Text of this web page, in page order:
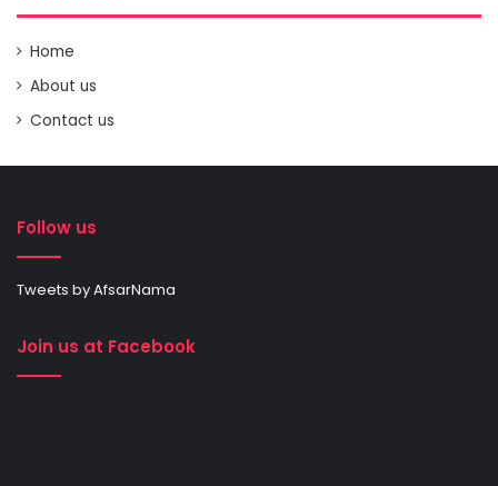
Home
About us
Contact us
Follow us
Tweets by AfsarNama
Join us at Facebook